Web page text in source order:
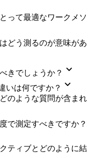
って最適なワークメソ
どう測るのが意味があ
きでしょうか？
いは何ですか？
のような質問が含まれ
で測定すべきですか？
ティブとどのように結